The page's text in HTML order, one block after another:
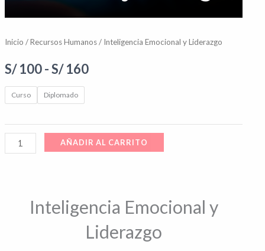
Inicio /Recursos Humanos/ Inteligencia Emocional y Liderazgo
S/100-S/160
Curso Diplomado
AÑADIR AL CARRITO
Inteligencia Emocional y
Liderazgo